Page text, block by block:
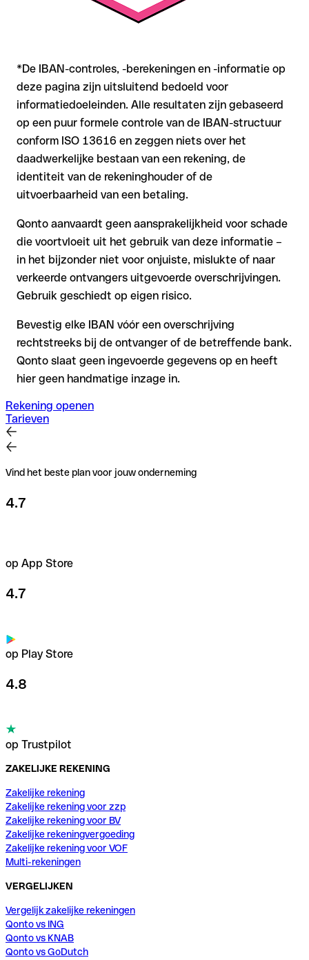
*De IBAN-controles, -berekeningen en -informatie op
deze pagina zijn uitsluitend bedoeld voor
informatiedoeleinden. Alle resultaten zijn gebaseerd
op een puur formele controle van de IBAN-structuur
conform ISO 13616 en zeggen niets over het
daadwerkelijke bestaan van een rekening, de
identiteit van de rekeninghouder of de
uitvoerbaarheid van een betaling.
Qonto aanvaardt geen aansprakelijkheid voor schade
die voortvloeit uit het gebruik van deze informatie –
in het bijzonder niet voor onjuiste, mislukte of naar
verkeerde ontvangers uitgevoerde overschrijvingen.
Gebruik geschiedt op eigen risico.
Bevestig elke IBAN vóór een overschrijving
rechtstreeks bij de ontvanger of de betreffende bank.
Qonto slaat geen ingevoerde gegevens op en heeft
hier geen handmatige inzage in.
Rekening openen
Tarieven
Vind het beste plan voor jouw onderneming
4.7
op App Store
4.7
op Play Store
4.8
op Trustpilot
ZAKELIJKE REKENING
Zakelijke rekening
Zakelijke rekening voor zzp
Zakelijke rekening voor BV
Zakelijke rekeningvergoeding
Zakelijke rekening voor VOF
Multi-rekeningen
VERGELIJKEN
Vergelijk zakelijke rekeningen
Qonto vs ING
Qonto vs KNAB
Qonto vs GoDutch